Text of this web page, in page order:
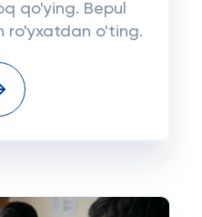
qo'ying. Bepul
ro'yxatdan o'ting.